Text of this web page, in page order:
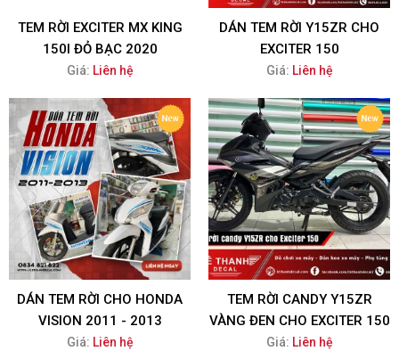
TEM RỜI EXCITER MX KING
150I ĐỎ BẠC 2020
Giá: Liên hệ
DÁN TEM RỜI Y15ZR CHO
EXCITER 150
Giá: Liên hệ
DÁN TEM RỜI CHO HONDA
VISION 2011 - 2013
Giá: Liên hệ
TEM RỜI CANDY Y15ZR
VÀNG ĐEN CHO EXCITER 150
Giá: Liên hệ